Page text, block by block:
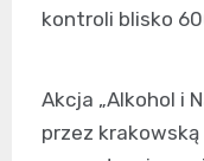
kontroli blisko
Akcja „Alkohol i
przez krakowską